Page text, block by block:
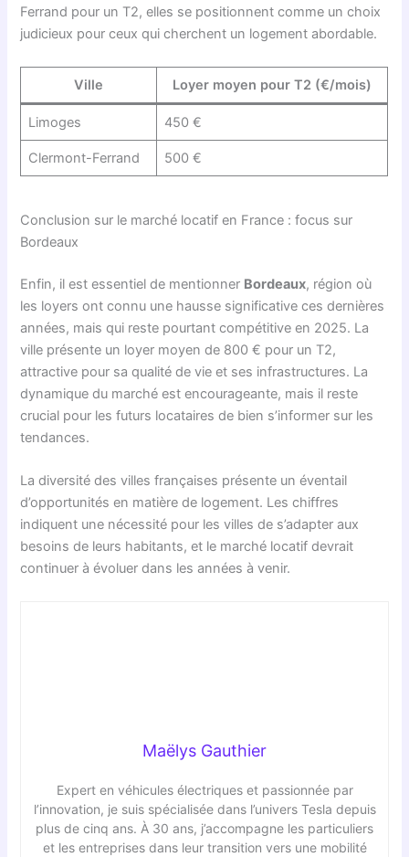
Ferrand pour un T2, elles se positionnent comme un choix
judicieux pour ceux qui cherchent un logement abordable.
Ville Loyer moyen pour T2 (€/mois)
Limoges 450 €
Clermont-Ferrand 500 €
Conclusion sur le marché locatif en France : focus sur
Bordeaux
Enfin, il est essentiel de mentionner Bordeaux, région où
les loyers ont connu une hausse significative ces dernières
années, mais qui reste pourtant compétitive en 2025. La
ville présente un loyer moyen de 800 € pour un T2,
attractive pour sa qualité de vie et ses infrastructures. La
dynamique du marché est encourageante, mais il reste
crucial pour les futurs locataires de bien s’informer sur les
tendances.
La diversité des villes françaises présente un éventail
d’opportunités en matière de logement. Les chiffres
indiquent une nécessité pour les villes de s’adapter aux
besoins de leurs habitants, et le marché locatif devrait
continuer à évoluer dans les années à venir.
Maëlys Gauthier
Expert en véhicules électriques et passionnée par
l’innovation, je suis spécialisée dans l’univers Tesla depuis
plus de cinq ans. À 30 ans, j’accompagne les particuliers
et les entreprises dans leur transition vers une mobilité